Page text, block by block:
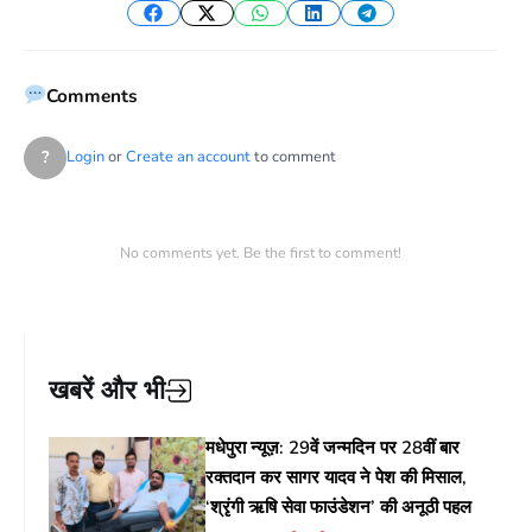
Facebook
TwitterWhatsApp
LinkedInTelegram
Comments
? LoginorCreate an accountto comment
No comments yet. Be the first to comment!
खबरें और भी
मधेपुरा न्यूज़: 29वें जन्मदिन पर 28वीं बार
रक्तदान कर सागर यादव ने पेश की मिसाल,
‘श्रृंगी ऋषि सेवा फाउंडेशन’ की अनूठी पहल